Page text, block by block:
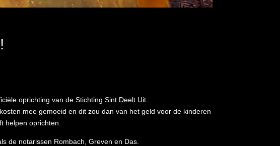
oprichting van de Stichting Sint Deelt Uit.
mee gemoeid en dit zou dan van het geld voor de kinderen
helpen oprichten.
de notarissen Rombach, Greven en Das.